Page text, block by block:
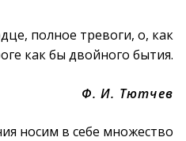
полное тревоги, о, как
как бы двойного бытия.
Ф. И. Тютчев
носим в себе множество